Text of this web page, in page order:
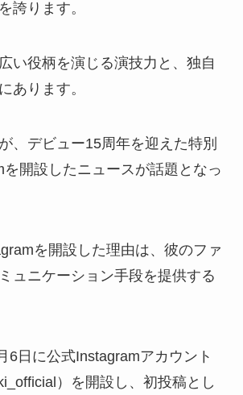
誇ります。
い役柄を演じる演技力と、独自
あります。
、デビュー15周年を迎えた特別
開設したニュースが話題となっ
を開設した理由は、彼のファ
ュニケーション手段を提供する
6日に公式Instagramアカウント
）を開設し、初投稿とし